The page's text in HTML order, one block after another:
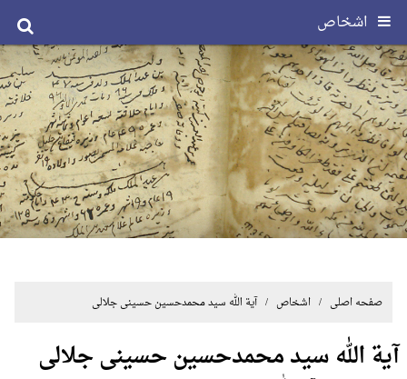
اشخاص
صفحه اصلی / اشخاص / آیة الله سید محمدحسین حسینی جلالی
آیة الله سید محمدحسین حسینی جلالی